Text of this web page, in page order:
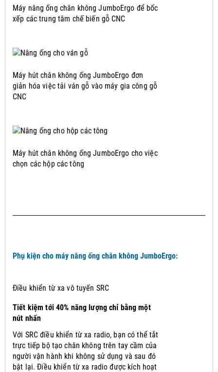
Máy nâng ống chân không JumboErgo để bốc
xếp các trung tâm chế biến gỗ CNC
Máy hút chân không ống JumboErgo đơn
giản hóa việc tải ván gỗ vào máy gia công gỗ
CNC
Máy hút chân không ống JumboErgo cho việc
chọn các hộp các tông
Phụ kiện cho máy nâng ống chân không JumboErgo:
Điều khiển từ xa vô tuyến SRC
Tiết kiệm tới 40% năng lượng chỉ bằng một
nút nhấn
Với SRC điều khiển từ xa radio, bạn có thể tắt
trực tiếp bộ tạo chân không trên tay cầm của
người vận hành khi không sử dụng và sau đó
bật lại.Điều khiển từ xa radio được kích hoạt